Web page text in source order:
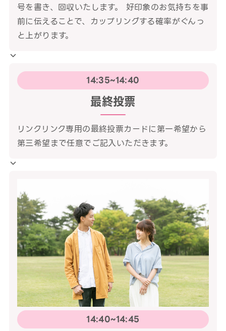
号を書き、回収いたします。 好印象のお気持ちを事
前に伝えることで、カップリングする確率がぐんっ
と上がります。
14:35~14:40
最終投票
リンクリンク専用の最終投票カードに第一希望から
第三希望まで任意でご記入いただきます。
14:40~14:45